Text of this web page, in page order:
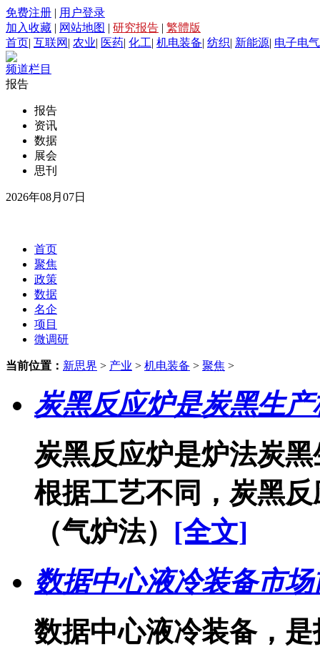
免费注册 | 用户登录
加入收藏 | 网站地图 | 研究报告 | 繁體版
首页| 互联网 | 农业| 医药| 化工| 机电装备| 纺织| 新能源| 电子电气
频道栏目
报告
报告
资讯
数据
展会
思刊
2026年08月07日
首页
聚焦
政策
数据
名企
项目
微调研
当前位置： 新思界 > 产业 > 机电装备 > 聚焦 >
炭黑反应炉是炭黑生
炭黑反应炉是炉法炭
根据工艺不同，炭黑
（气炉法） [全文]
数据中心液冷装备市
数据中心液冷装备，